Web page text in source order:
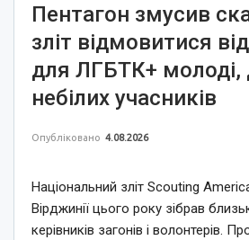
Пентагон змусив
зліт відмовитися
для ЛГБТК+ молоді,
небілих учасників
Опубліковано 4.08.2026
Національний зліт Scouting
Вірджинії цього року зібрав
керівників загонів і волонтерів.